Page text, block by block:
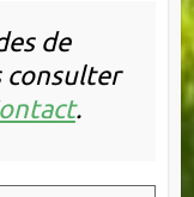
de
consulter
.